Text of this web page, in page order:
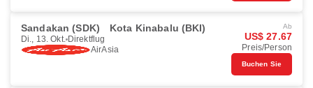
Sandakan (SDK) Kota Kinabalu (BKI)
Di., 13. Okt. Direktflug
AirAsia
Ab
US$ 27.67
Preis/Person
Buchen Sie